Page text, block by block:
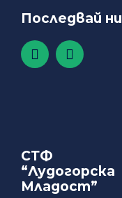
Последвай ни
F
a
c
-
f
Y
o
u
СТФ
“Лудогорска
Младост”